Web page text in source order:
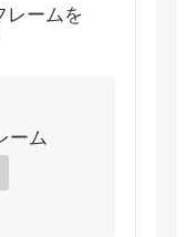
レームを
ーム